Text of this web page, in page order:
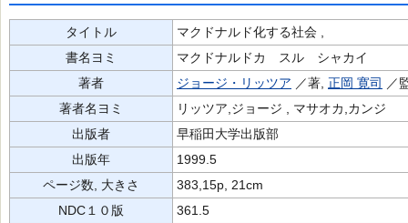
タイトル
マクドナルド化する社会 ,
書名ヨミ
マクドナルドカ スル シャカイ
著者
ジョージ・リッツア ／著, 正岡 寛司
／
著者名ヨミ
リッツア,ジョージ , マサオカ,カンジ
出版者
早稲田大学出版部
出版年
1999.5
ページ数, 大きさ
383,15p, 21cm
NDC１０版
361.5